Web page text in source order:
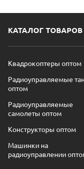
КАТАЛОГ ТОВАРОВ
Квадрокоптеры оптом
Радиоуправляемые
оптом
Радиоуправляемые
самолеты оптом
Конструкторы оптом
Машинки на
радиоуправлении